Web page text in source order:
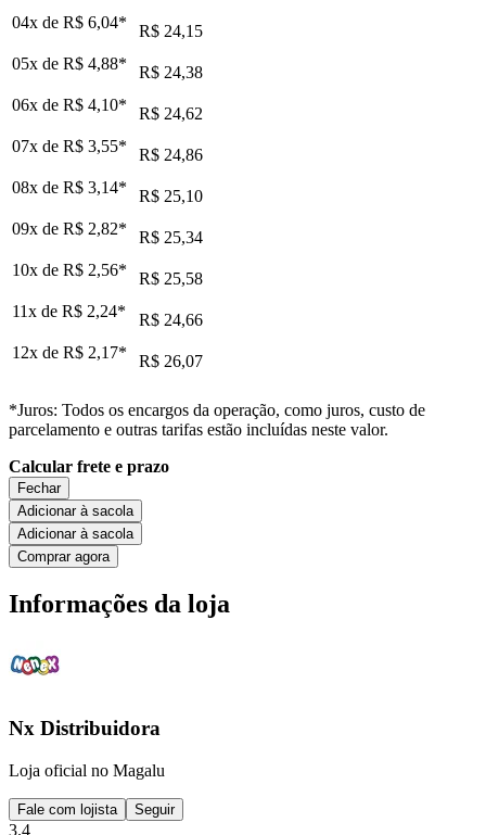
04x de R$ 6,04*
R$ 24,15
05x de R$ 4,88*
R$ 24,38
06x de R$ 4,10*
R$ 24,62
07x de R$ 3,55*
R$ 24,86
08x de R$ 3,14*
R$ 25,10
09x de R$ 2,82*
R$ 25,34
10x de R$ 2,56*
R$ 25,58
11x de R$ 2,24*
R$ 24,66
12x de R$ 2,17* R$ 26,07
*Juros: Todos os encargos da operação, como juros, custo de
parcelamento e outras tarifas estão incluídas neste valor.
Calcular frete e prazo
Fechar
Adicionar à sacola
Adicionar à sacola
Comprar agora
Informações da loja
Nx Distribuidora
Loja oficial no Magalu
Fale com lojista Seguir
3.4